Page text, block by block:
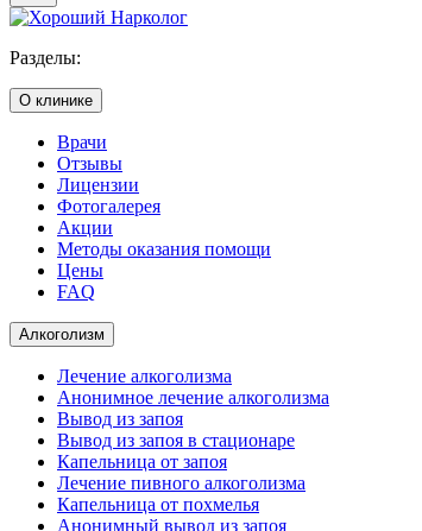
Разделы:
О клинике
Врачи
Отзывы
Лицензии
Фотогалерея
Акции
Методы оказания помощи
Цены
FAQ
Алкоголизм
Лечение алкоголизма
Анонимное лечение алкоголизма
Вывод из запоя
Вывод из запоя в стационаре
Капельница от запоя
Лечение пивного алкоголизма
Капельница от похмелья
Анонимный вывод из запоя